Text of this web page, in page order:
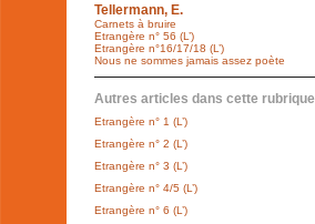
Tellermann, E.
Carnets à bruire
Etrangère n° 56 (L’)
Etrangère n°16/17/18 (L’)
Nous ne sommes jamais assez poète
Autres articles dans cette rubrique
Etrangère n° 1 (L’)
Etrangère n° 2 (L’)
Etrangère n° 3 (L’)
Etrangère n° 4/5 (L’)
Etrangère n° 6 (L’)